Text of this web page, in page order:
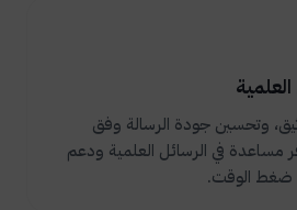
وتحسين جودة الرسالة وفق
في الرسائل العلمية ودعم
ضغط الوقت.